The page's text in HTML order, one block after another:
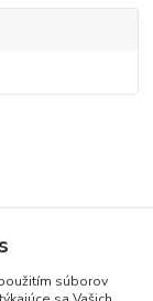
súborov